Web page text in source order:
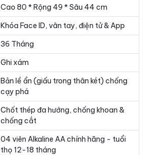
Cao 80 * Rộng 49 * Sâu 44 cm
Khóa Face ID, vân tay, điện tử & App
36 Tháng
Ghi xám
Bản lề ẩn (giấu trong thân két) chống
cạy phá
Chốt thép đa hướng, chống khoan &
chống cắt
04 viên Alkaline AA chính hãng - tuổi
thọ 12-18 tháng